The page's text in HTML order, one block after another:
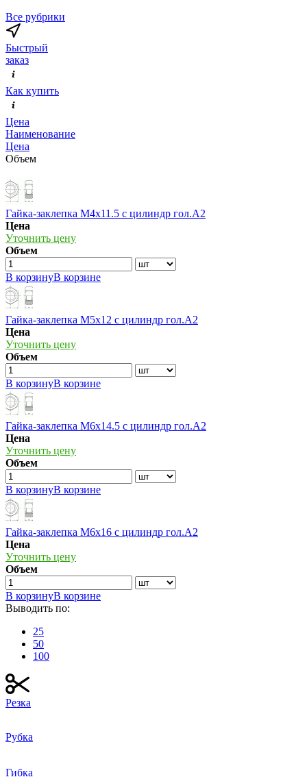
Все рубрики
Быстрый
заказ
Как купить
Цена
Наименование
Цена
Объем
Гайка-заклепка М4х11.5 с цилиндр гол.А2
Цена
Уточнить цену
Объем
В корзинуВ корзине
Гайка-заклепка М5х12 с цилиндр гол.А2
Цена
Уточнить цену
Объем
В корзинуВ корзине
Гайка-заклепка М6х14.5 с цилиндр гол.А2
Цена
Уточнить цену
Объем
В корзинуВ корзине
Гайка-заклепка М6х16 с цилиндр гол.А2
Цена
Уточнить цену
Объем
В корзинуВ корзине
Выводить по:
25
50
100
Резка
Рубка
Гибка